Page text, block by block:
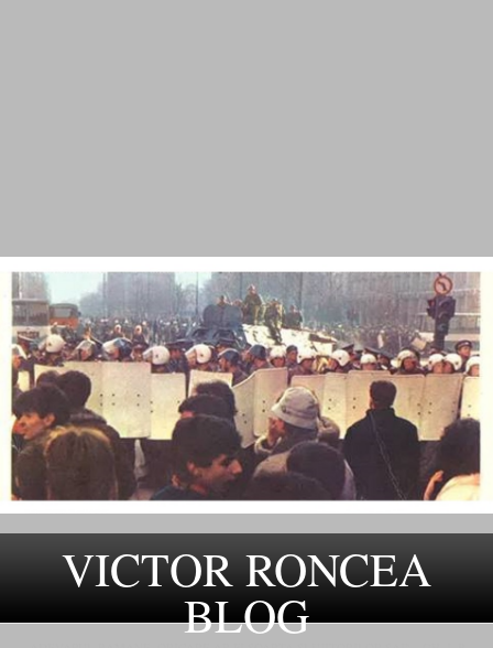
VICTOR RONCEA
BLOG